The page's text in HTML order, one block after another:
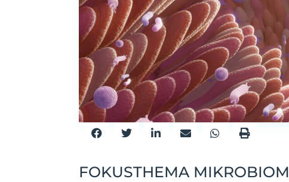
FOKUSTHEMA MIKROBIOM